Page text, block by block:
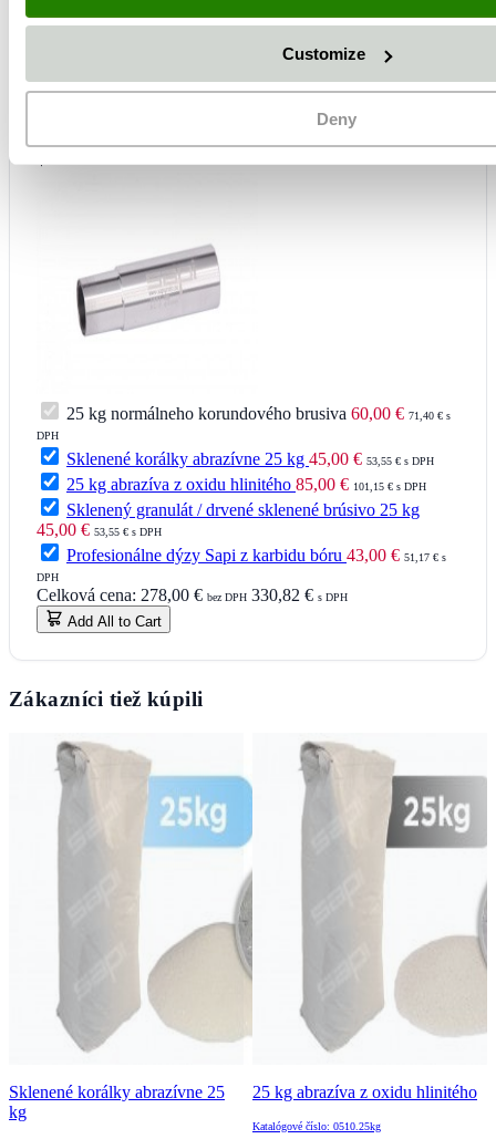
Customize
Deny
+
25 kg normálneho korundového brusiva 60,00 € 71,40 € s
DPH
Sklenené korálky abrazívne 25 kg 45,00 € 53,55 € s DPH
25 kg abrazíva z oxidu hlinitého 85,00 € 101,15 € s DPH
Sklenený granulát / drvené sklenené brúsivo 25 kg
45,00 € 53,55 € s DPH
Profesionálne dýzy Sapi z karbidu bóru 43,00 € 51,17 € s
DPH
Celková cena: 278,00 € bez DPH 330,82 € s DPH
Add All to Cart
Zákazníci tiež kúpili
Sklenené korálky abrazívne 25
kg
25 kg abrazíva z oxidu hlinitého
Katalógové číslo: 0510.25kg